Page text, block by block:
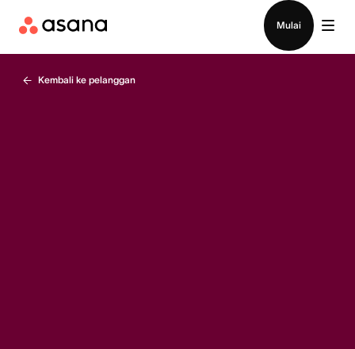
Mulai
Kembali ke pelanggan